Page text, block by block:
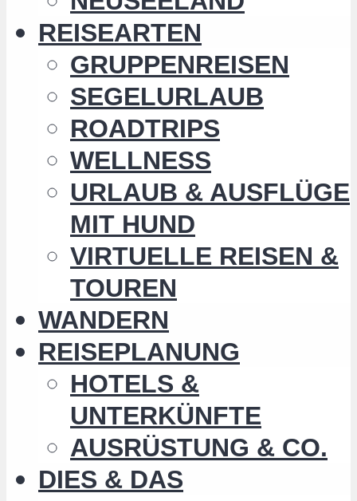
REISEARTEN
GRUPPENREISEN
SEGELURLAUB
ROADTRIPS
WELLNESS
URLAUB & AUSFLÜGE
MIT HUND
VIRTUELLE REISEN &
TOUREN
WANDERN
REISEPLANUNG
HOTELS &
UNTERKÜNFTE
AUSRÜSTUNG & CO.
DIES & DAS